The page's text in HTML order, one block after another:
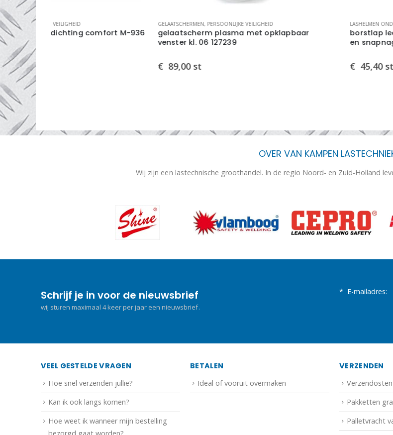
M-936
GELAATSCHERMEN PERSOONLIJKE VEILIGHEID
gelaatscherm plasma met opklapbaar
LASHELMEN ONDERDELEN OVERIG PERSOONLIJKE
borstlap leder ektra grootmodel met
OVER VAN KAMPEN
Wij zijn een lastechnische groothandel. In de regio Noord- en Zuid-Holland
Schrijf je in voor de nieuwsbrief
wij sturen maximaal 4 keer per jaar een nieuwsbrief.
* E-mailadres:
VEEL GESTELDE VRAGEN
Hoe snel verzenden jullie?
Kan ik ook langs komen?
Hoe weet ik wanneer mijn bestelling
BETALEN
Ideal of vooruit overmaken
VERZENDEN
Pakketten
Palletvracht